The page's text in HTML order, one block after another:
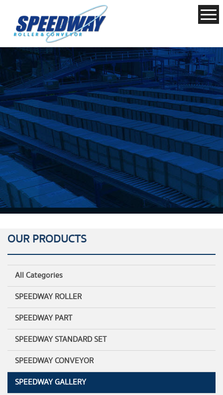
OUR PRODUCTS
All Categories
SPEEDWAY ROLLER
SPEEDWAY PART
SPEEDWAY STANDARD SET
SPEEDWAY CONVEYOR
SPEEDWAY GALLERY